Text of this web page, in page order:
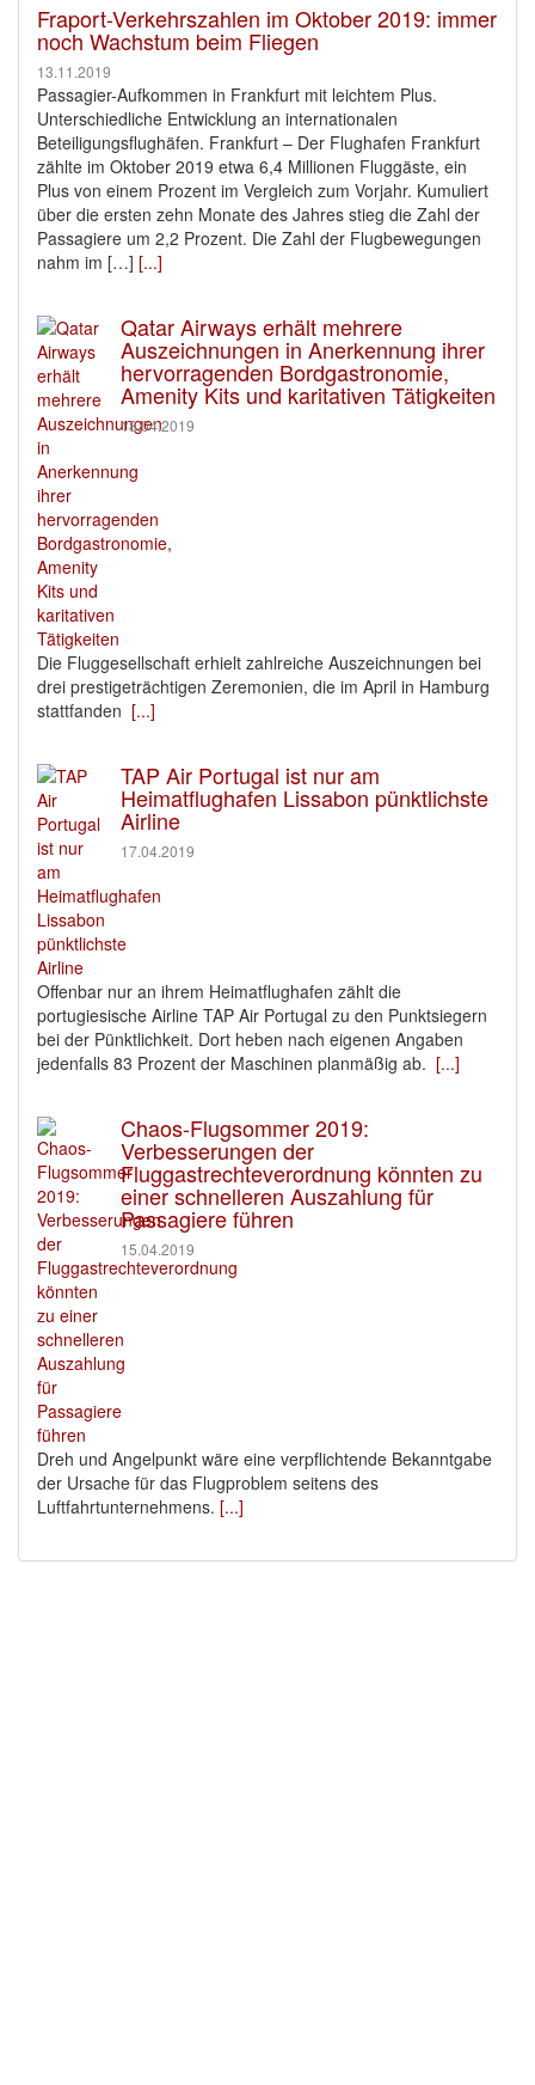
Fraport-Verkehrszahlen im Oktober 2019: immer
noch Wachstum beim Fliegen
13.11.2019
Passagier-Aufkommen in Frankfurt mit leichtem Plus.
Unterschiedliche Entwicklung an internationalen
Beteiligungsflughäfen. Frankfurt – Der Flughafen Frankfurt
zählte im Oktober 2019 etwa 6,4 Millionen Fluggäste, ein
Plus von einem Prozent im Vergleich zum Vorjahr. Kumuliert
über die ersten zehn Monate des Jahres stieg die Zahl der
Passagiere um 2,2 Prozent. Die Zahl der Flugbewegungen
nahm im […] [...]
Qatar Airways erhält mehrere
Auszeichnungen in Anerkennung ihrer
hervorragenden Bordgastronomie,
Amenity Kits und karitativen Tätigkeiten
18.04.2019
Die Fluggesellschaft erhielt zahlreiche Auszeichnungen bei
drei prestigeträchtigen Zeremonien, die im April in Hamburg
stattfanden [...]
TAP Air Portugal ist nur am
Heimatflughafen Lissabon pünktlichste
Airline
17.04.2019
Offenbar nur an ihrem Heimatflughafen zählt die
portugiesische Airline TAP Air Portugal zu den Punktsiegern
bei der Pünktlichkeit. Dort heben nach eigenen Angaben
jedenfalls 83 Prozent der Maschinen planmäßig ab. [...]
Chaos-Flugsommer 2019:
Verbesserungen der
Fluggastrechteverordnung könnten zu
einer schnelleren Auszahlung für
Passagiere führen
15.04.2019
Dreh und Angelpunkt wäre eine verpflichtende Bekanntgabe
der Ursache für das Flugproblem seitens des
Luftfahrtunternehmens. [...]